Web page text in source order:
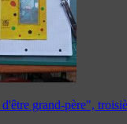
grand-père",